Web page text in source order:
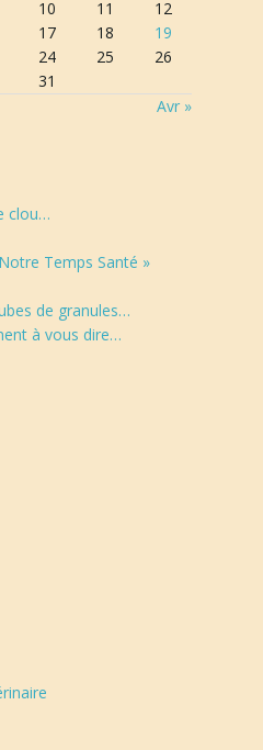
Avr »
10 11
12
17 18
19
24 25
26
31
clou…
Temps Santé »
de granules…
à vous dire…